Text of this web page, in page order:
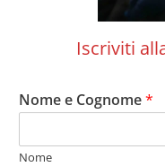
Iscriviti
Nome e Cognome*
Nome